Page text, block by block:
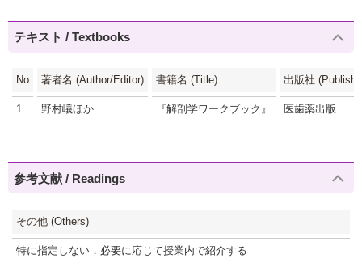
テキスト / Textbooks
No 著者名 (Author/Editor) 書籍名 (Title) 出版社
1 野村嶬ほか 『解剖学ワークブック』 医歯薬出版
参考文献 / Readings
その他 (Others)
特に指定しない．必要に応じて授業内で紹介する